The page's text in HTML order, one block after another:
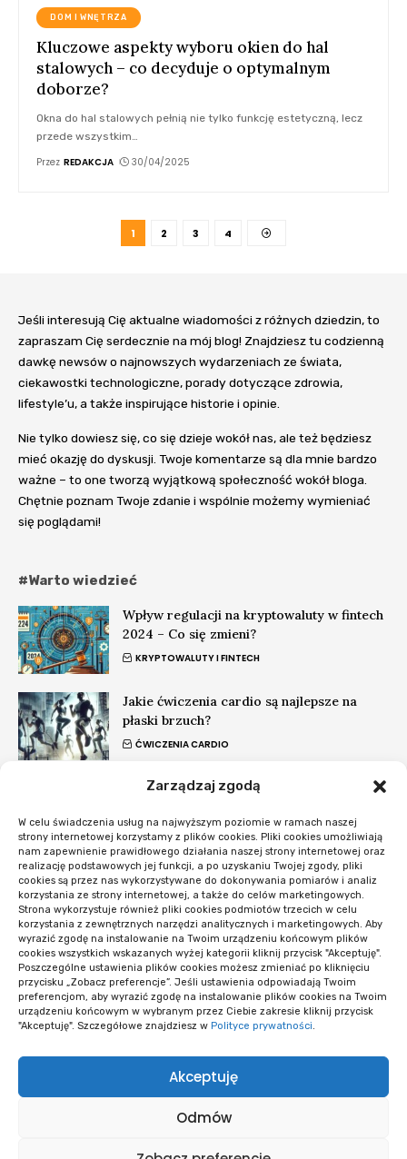
Zarządzaj zgodą
W celu świadczenia usług na najwyższym poziomie w ramach naszej
strony internetowej korzystamy z plików cookies. Pliki cookies umożliwiają
nam zapewnienie prawidłowego działania naszej strony internetowej oraz
realizację podstawowych jej funkcji, a po uzyskaniu Twojej zgody, pliki
cookies są przez nas wykorzystywane do dokonywania pomiarów i analiz
korzystania ze strony internetowej, a także do celów marketingowych.
Strona wykorzystuje również pliki cookies podmiotów trzecich w celu
korzystania z zewnętrznych narzędzi analitycznych i marketingowych. Aby
wyrazić zgodę na instalowanie na Twoim urządzeniu końcowym plików
cookies wszystkich wskazanych wyżej kategorii kliknij przycisk "Akceptuję".
Poszczególne ustawienia plików cookies możesz zmieniać po kliknięciu
przycisku „Zobacz preferencje”. Jeśli ustawienia odpowiadają Twoim
preferencjom, aby wyrazić zgodę na instalowanie plików cookies na Twoim
urządzeniu końcowym w wybranym przez Ciebie zakresie kliknij przycisk
"Akceptuję". Szczegółowe znajdziesz w Polityce prywatności.
Akceptuję
Odmów
DOM I WNĘTRZA
Kluczowe aspekty wyboru okien do hal
stalowych – co decyduje o optymalnym
doborze?
Okna do hal stalowych pełnią nie tylko funkcję estetyczną, lecz
przede wszystkim…
Przez REDAKCJA 30/04/2025
1 2 3 4
Jeśli interesują Cię aktualne wiadomości z różnych dziedzin, to
zapraszam Cię serdecznie na mój blog! Znajdziesz tu codzienną
dawkę newsów o najnowszych wydarzeniach ze świata,
ciekawostki technologiczne, porady dotyczące zdrowia,
lifestyle’u, a także inspirujące historie i opinie.
Nie tylko dowiesz się, co się dzieje wokół nas, ale też będziesz
mieć okazję do dyskusji. Twoje komentarze są dla mnie bardzo
ważne – to one tworzą wyjątkową społeczność wokół bloga.
Chętnie poznam Twoje zdanie i wspólnie możemy wymieniać
się poglądami!
#Warto wiedzieć
Wpływ regulacji na kryptowaluty w fintech
2024 – Co się zmieni?
KRYPTOWALUTY I FINTECH
Jakie ćwiczenia cardio są najlepsze na
płaski brzuch?
ĆWICZENIA CARDIO
7 Tajnych Trików na Sen Jak u
RODZINA I WYCHOWANIE
#Nowości
Co sprawdzić przed startem systemu
rezerwacji
OPROGRAMOWANIE I APLIKACJE
Opieka WordPress po wdrożeniu: kiedy i
co obejmuje
Wiele wersji logo i niespójne materiały: